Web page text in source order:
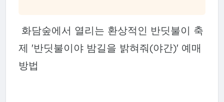
화담숲에서 열리는 환상적인 반딧불이 축
제 '반딧불이야 밤길을 밝혀줘(야간)' 예매
방법